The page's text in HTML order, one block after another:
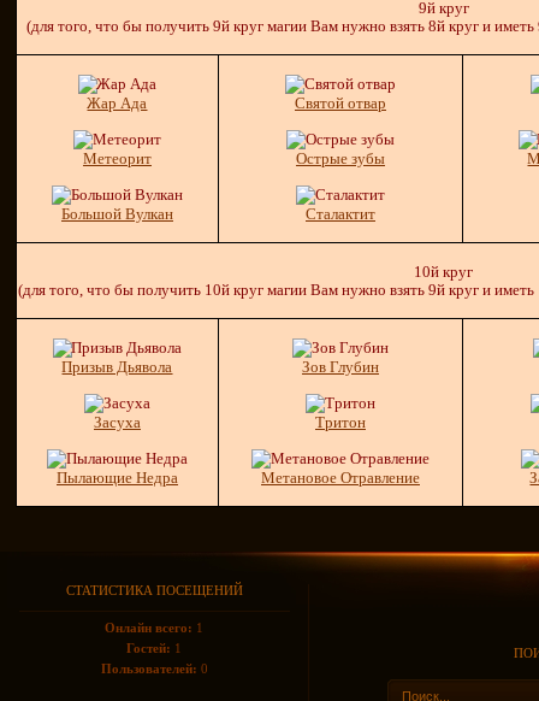
9й круг
(для того, что бы получить 9й круг магии Вам нужно взять 8й круг и
Жар Ада
Метеорит
Большой Вулкан
Святой отвар
Острые зубы
Сталактит
10й круг
(для того, что бы получить 10й круг магии Вам нужно взять 9й круг и
Призыв Дьявола
Засуха
Пылающие Недра
Зов Глубин
Тритон
Метановое Отравление
СТАТИСТИКА ПОСЕЩЕНИЙ
Онлайн всего: 1
Гостей: 1
Пользователей: 0